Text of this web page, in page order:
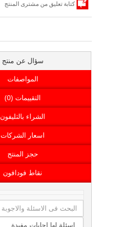
كتابة تعليق من مشترى المنتج
سؤال عن منتج
المواصفات
التقييمات (0)
الشراء بالتليفون
اسعار الشركات
حجز المنتج
نقاط فودافون